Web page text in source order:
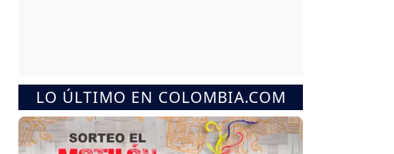
LO ÚLTIMO EN COLOMBIA.COM